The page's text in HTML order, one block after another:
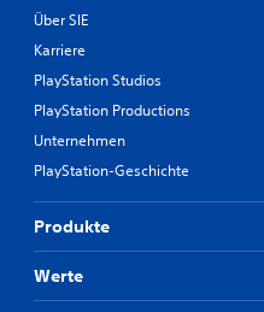
Über SIE
Karriere
PlayStation Studios
PlayStation Productions
Unternehmen
PlayStation-Geschichte
Produkte
Werte